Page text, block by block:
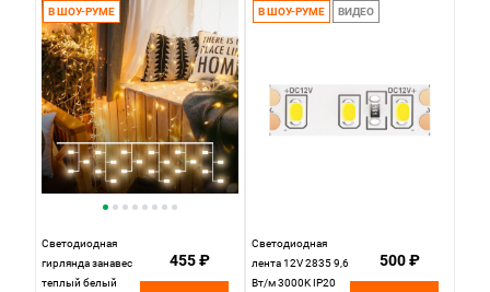
В ШОУ-РУМЕ
Светодиодная
гирлянда занавес
теплый белый
455 ₽
В ШОУ-РУМЕ ВИДЕО
Светодиодная
лента 12V 2835 9,6
Вт/м 3000K IP20
500 ₽